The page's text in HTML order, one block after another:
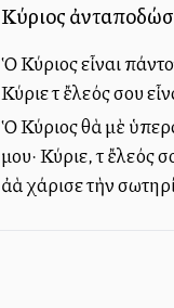
Κύριος
Ὁ Κύριος εἶναι
Κύριε τὸ ἔλεός σου
Ὁ Κύριος θὰ μὲ
μου· Κύριε, τὸ
ἀλλὰ χάρισε τὴν